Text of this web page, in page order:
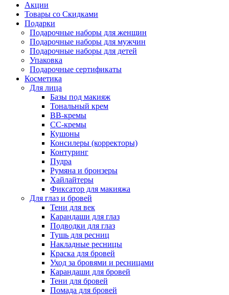
Акции
Товары со Скидками
Подарки
Подарочные наборы для женщин
Подарочные наборы для мужчин
Подарочные наборы для детей
Упаковка
Подарочные сертификаты
Косметика
Для лица
Базы под макияж
Тональный крем
BB-кремы
CC-кремы
Кушоны
Консилеры (корректоры)
Контуринг
Пудра
Румяна и бронзеры
Хайлайтеры
Фиксатор для макияжа
Для глаз и бровей
Тени для век
Карандаши для глаз
Подводки для глаз
Тушь для ресниц
Накладные ресницы
Краска для бровей
Уход за бровями и ресницами
Карандаши для бровей
Тени для бровей
Помада для бровей